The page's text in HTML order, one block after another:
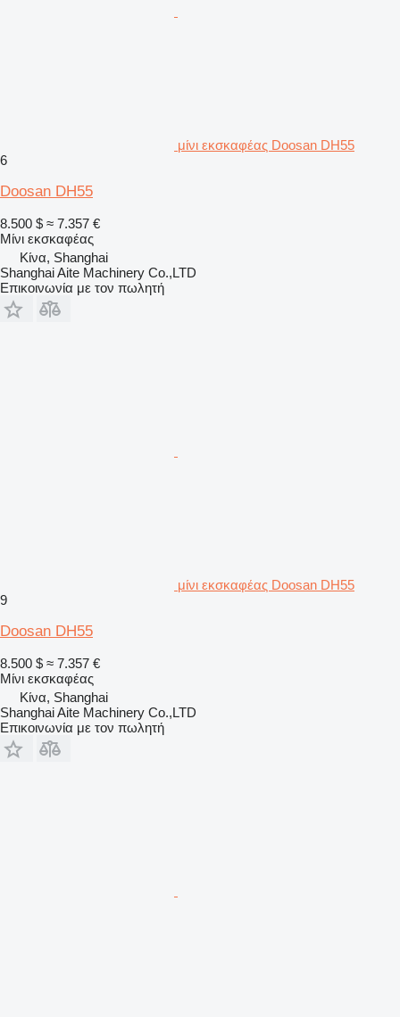
μίνι εκσκαφέας Doosan DH55
6
Doosan DH55
8.500 $ ≈ 7.357 €
Μίνι εκσκαφέας
Κίνα, Shanghai
Shanghai Aite Machinery Co.,LTD
Επικοινωνία με τον πωλητή
μίνι εκσκαφέας Doosan DH55
9
Doosan DH55
8.500 $ ≈ 7.357 €
Μίνι εκσκαφέας
Κίνα, Shanghai
Shanghai Aite Machinery Co.,LTD
Επικοινωνία με τον πωλητή